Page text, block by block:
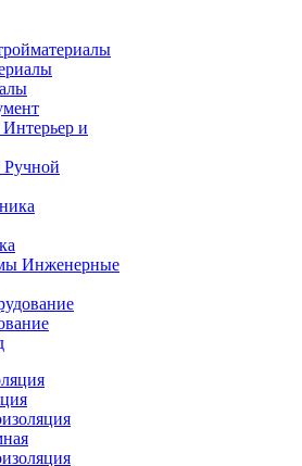
Интерьер и
Ручной
Инженерные